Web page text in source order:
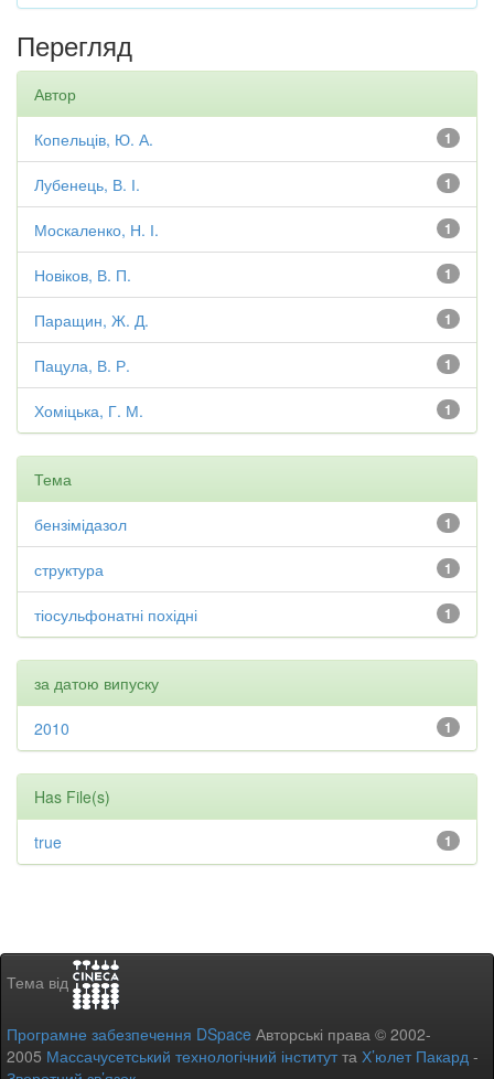
Перегляд
Автор
1
Копельців, Ю. А.
1
Лубенець, В. І.
1
Москаленко, Н. І.
1
Новіков, В. П.
1
Паращин, Ж. Д.
1
Пацула, В. Р.
1
Хоміцька, Г. М.
Тема
1
бензімідазол
1
структура
1
тіосульфонатні похідні
за датою випуску
1
2010
Has File(s)
1
true
Тема від
Програмне забезпечення DSpace Авторські права © 2002-
2005 Массачусетський технологічний інститутта Х’юлет Пакард -